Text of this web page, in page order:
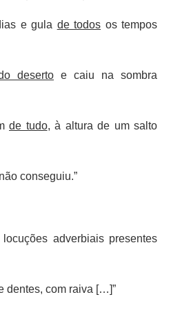
e gula de todos os tempos
deserto e caiu na sombra
de tudo, à altura de um salto
conseguiu.”
adverbiais presentes
dentes, com raiva […]”